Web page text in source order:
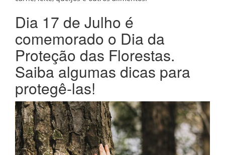
Dia 17 de Julho é
comemorado o Dia da
Proteção das Florestas.
Saiba algumas dicas para
protegê-las!